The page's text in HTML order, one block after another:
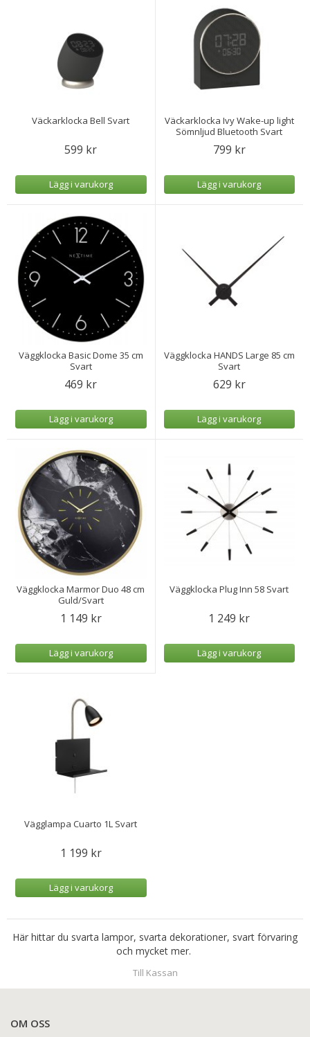
Väckarklocka Bell Svart
599 kr
Lägg i varukorg
Väckarklocka Ivy Wake-up light
Sömnljud Bluetooth Svart
799 kr
Lägg i varukorg
Väggklocka Basic Dome 35 cm
Svart
469 kr
Lägg i varukorg
Väggklocka HANDS Large 85 cm
Svart
629 kr
Lägg i varukorg
Väggklocka Marmor Duo 48 cm
Guld/Svart
1 149 kr
Lägg i varukorg
Väggklocka Plug Inn 58 Svart
1 249 kr
Lägg i varukorg
Vägglampa Cuarto 1L Svart
1 199 kr
Lägg i varukorg
Här hittar du svarta lampor, svarta dekorationer, svart förvaring
och mycket mer.
Till Kassan
OM OSS